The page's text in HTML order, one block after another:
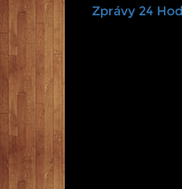
Zprávy 24